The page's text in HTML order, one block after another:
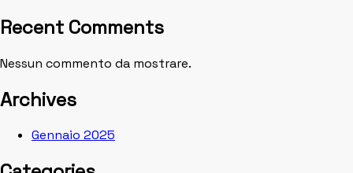
Recent Comments
Nessun commento da mostrare.
Archives
Gennaio 2025